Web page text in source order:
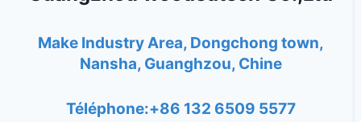
Make Industry Area, Dongchong town,
Nansha, Guanghzou, Chine
Téléphone:+86 132 6509 5577